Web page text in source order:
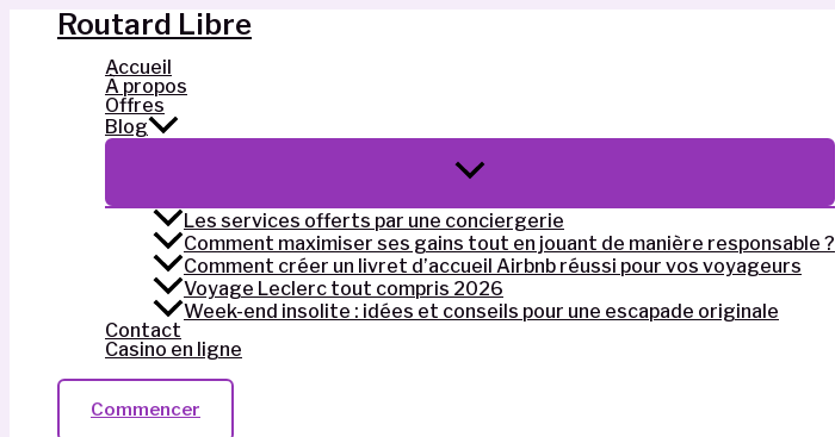
Routard Libre
Accueil
À propos
Offres
Blog
Permutateur
Menu
Les services offerts par une conciergerie
Comment maximiser ses gains tout en jouant de manière responsable ?
Comment créer un livret d’accueil Airbnb réussi pour vos voyageurs
Voyage Leclerc tout compris 2026
Week-end insolite : idées et conseils pour une escapade originale
Contact
Casino en ligne
Commencer